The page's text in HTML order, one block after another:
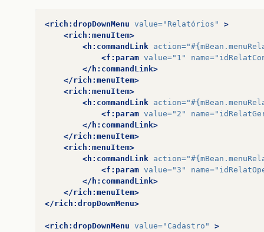
<rich:dropDownMenu value="Relatórios"
>
<rich:menuItem>
<h:commandLink action=
<f:param value="1" name=
</h:commandLink>
</rich:menuItem>
<rich:menuItem>
<h:commandLink action=
<f:param value="2" name=
</h:commandLink>
</rich:menuItem>
<rich:menuItem>
<h:commandLink action=
<f:param value="3" name=
</h:commandLink>
</rich:menuItem>
</rich:dropDownMenu>
<rich:dropDownMenu value="Cadastro"
>